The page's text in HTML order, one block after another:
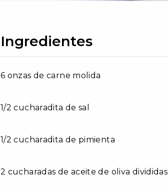
Ingredientes
6 onzas de carne molida
1/2 cucharadita de sal
1/2 cucharadita de pimienta
2 cucharadas de aceite de oliva divididas